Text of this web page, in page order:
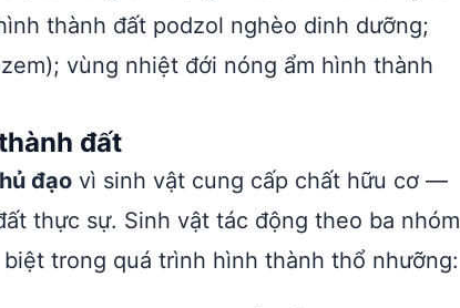
thành đất podzol nghèo dinh dưỡng;
vùng nhiệt đới nóng ẩm hình thành
đất
đạo vì sinh vật cung cấp chất hữu cơ —
thực sự. Sinh vật tác động theo ba nhóm
trong quá trình hình thành thổ nhưỡng: